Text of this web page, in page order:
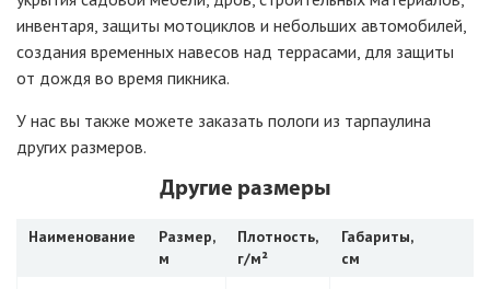
инвентаря, защиты мотоциклов и небольших автомобилей,
создания временных навесов над террасами, для защиты
от дождя во время пикника.
У нас вы также можете заказать пологи из тарпаулина
других размеров.
Другие размеры
Наименование
Размер,
м
Плотность,
г/м²
Габариты,
см